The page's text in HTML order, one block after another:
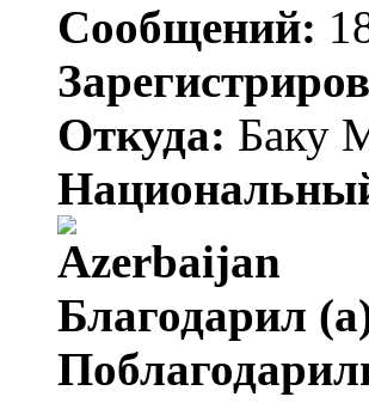
Сообщений:
Откуда: Баку
Благодарил